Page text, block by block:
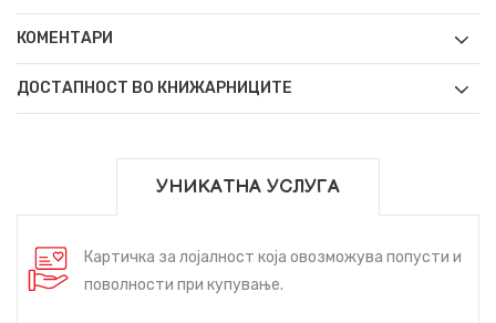
КОМЕНТАРИ
ДОСТАПНОСТ ВО КНИЖАРНИЦИТЕ
УНИКАТНА УСЛУГА
Картичка за лојалност која овозможува попусти и
поволности при купување.